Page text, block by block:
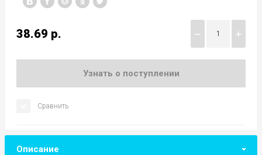
38.69 р. − +
Узнать о поступлении
Сравнить
Описание